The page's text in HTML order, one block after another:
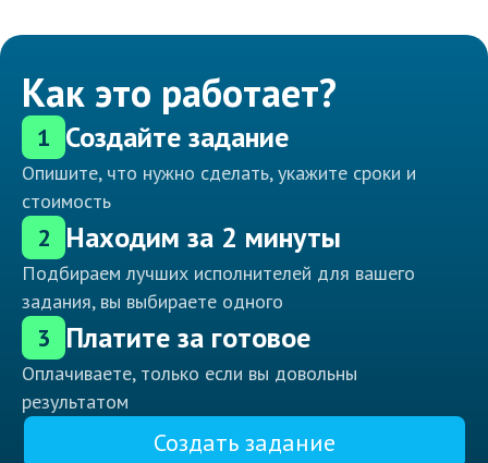
Как это работает?
1 Создайте задание
Опишите, что нужно сделать, укажите сроки и
стоимость
2 Находим за 2 минуты
Подбираем лучших исполнителей для вашего
задания, вы выбираете одного
3 Платите за готовое
Оплачиваете, только если вы довольны
результатом
Создать задание